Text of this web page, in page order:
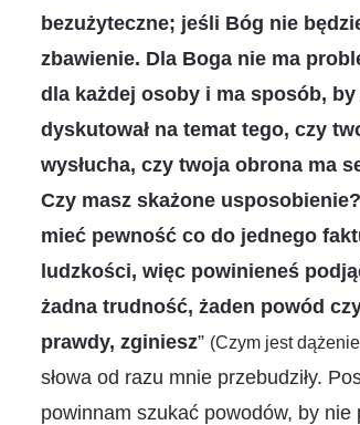
bezużyteczne; jeśli Bóg nie
zbawienie. Dla Boga nie ma
dla każdej osoby i ma sposób,
dyskutował na temat tego, czy
wysłucha, czy twoja obrona ma
Czy masz skażone
mieć pewność co do jednego
ludzkości, więc powinieneś
żadna trudność, żaden powód
prawdy, zginiesz” (Czym jest
słowa od razu mnie przebudziły.
powinnam szukać powodów, by